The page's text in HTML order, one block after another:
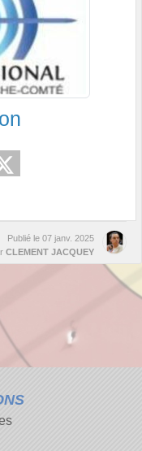
Publié le 07 janv. 2025
CLEMENT JACQUEY